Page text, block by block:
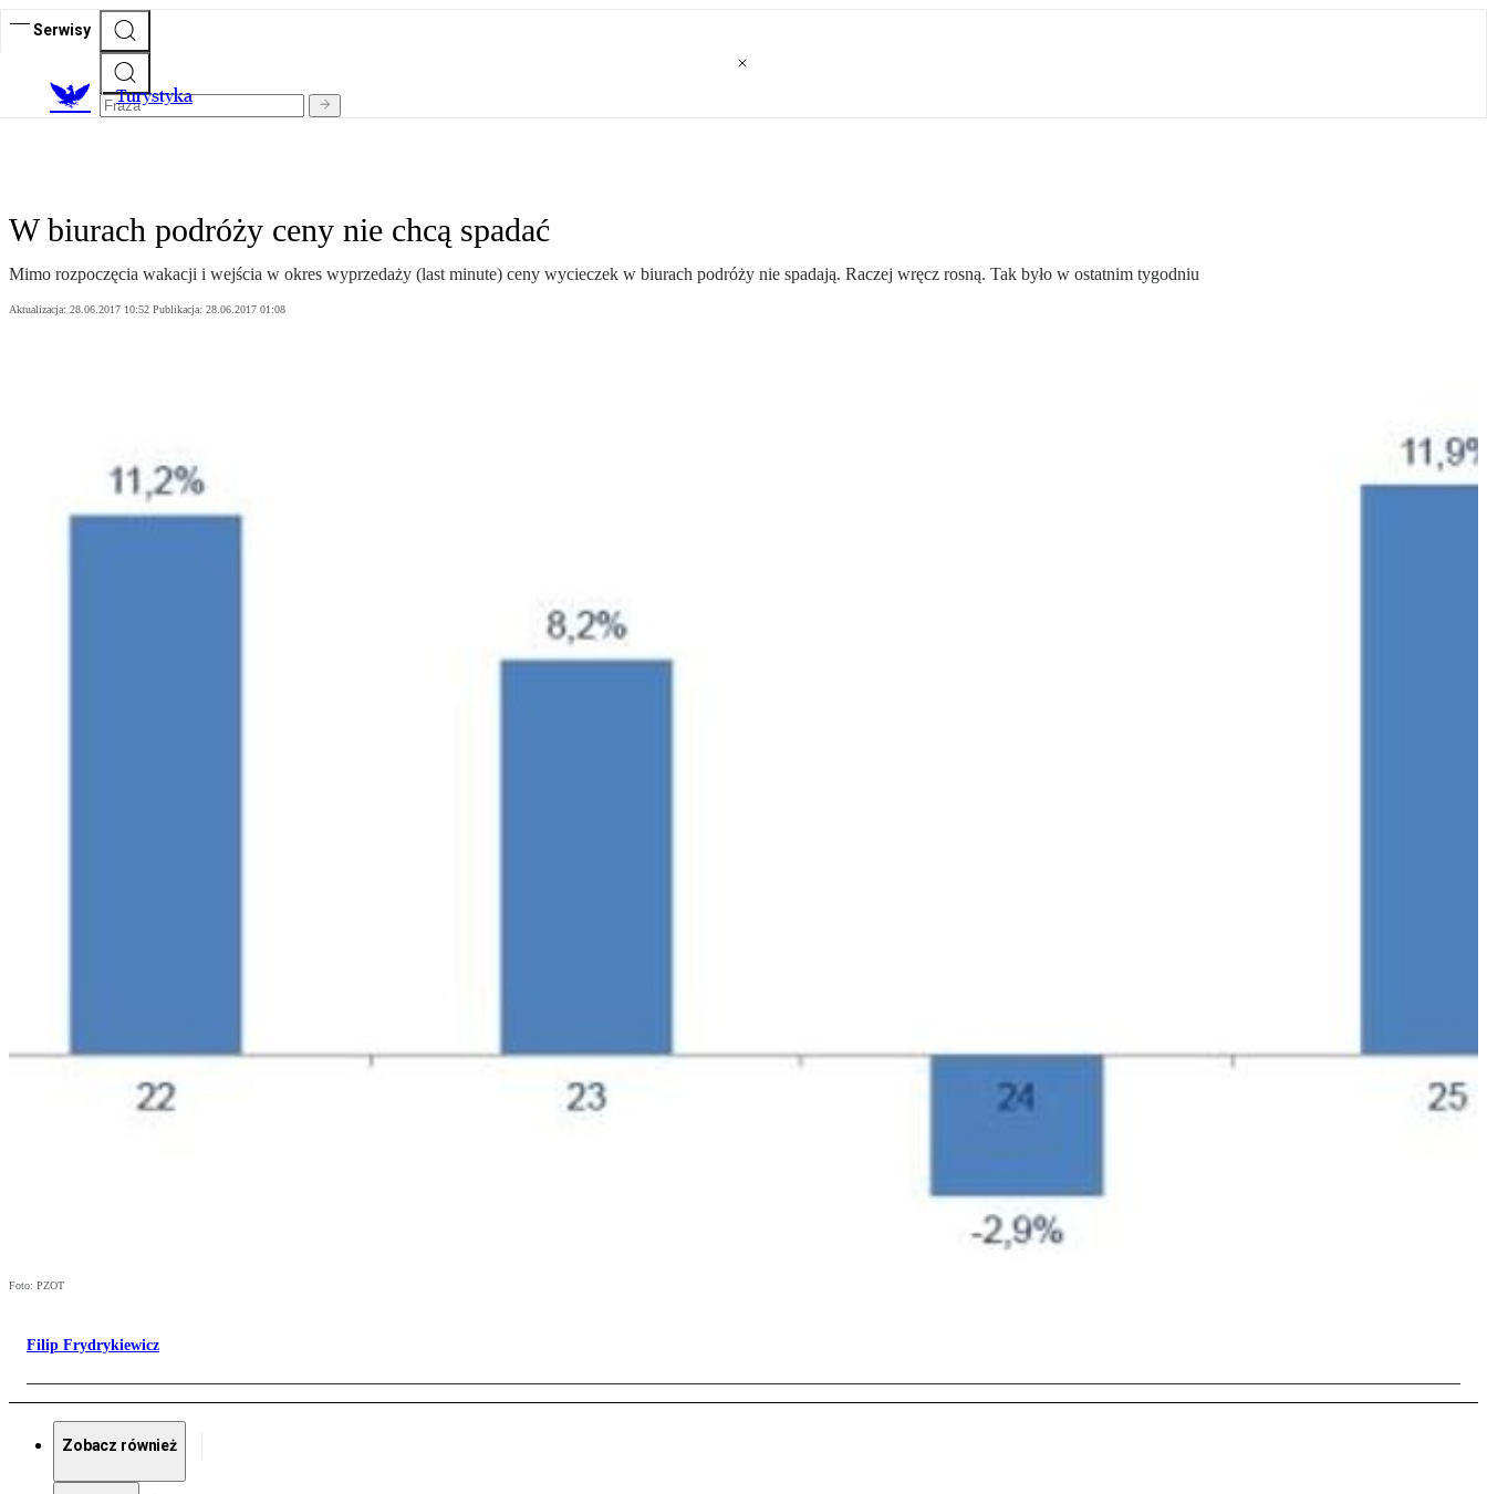
Serwisy
Turystyka
W biurach podróży ceny nie chcą spadać
Mimo rozpoczęcia wakacji i wejścia w okres wyprzedaży (last minute) ceny wycieczek w biurach podróży nie spadają. Raczej wręcz rosną. Tak było w ostatnim tygodniu
Aktualizacja: 28.06.2017 10:52 Publikacja: 28.06.2017 01:08
Foto: PZOT
Filip Frydrykiewicz
Zobacz również